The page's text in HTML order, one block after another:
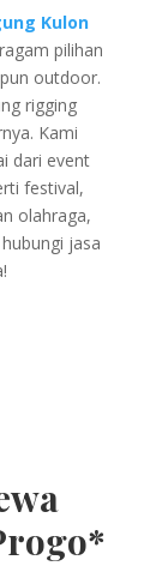
Kulon
pilihan
outdoor.
rigging
Kami
dari event
festival,
olahraga,
jasa